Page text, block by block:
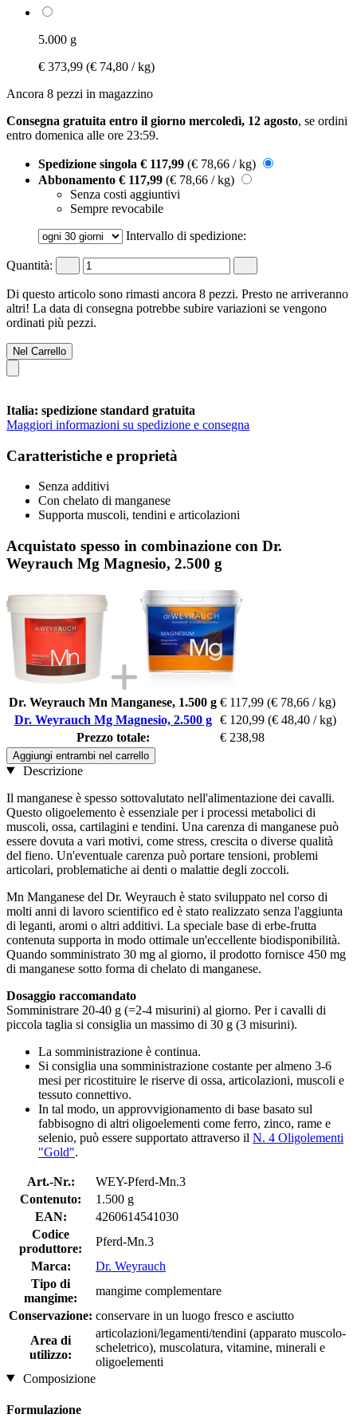
5.000 g
€ 373,99 (€ 74,80 / kg)
Ancora 8 pezzi in magazzino
Consegna gratuita entro il giorno mercoledì, 12 agosto, se ordini
entro domenica alle ore 23:59.
Spedizione singola € 117,99 (€ 78,66 / kg)
Abbonamento € 117,99 (€ 78,66 / kg)
Senza costi aggiuntivi
Sempre revocabile
Intervallo di spedizione:
Quantità:
Di questo articolo sono rimasti ancora 8 pezzi. Presto ne arriveranno
altri! La data di consegna potrebbe subire variazioni se vengono
ordinati più pezzi.
Nel Carrello
Italia: spedizione standard gratuita
Maggiori informazioni su spedizione e consegna
Caratteristiche e proprietà
Senza additivi
Con chelato di manganese
Supporta muscoli, tendini e articolazioni
Acquistato spesso in combinazione con Dr.
Weyrauch Mg Magnesio, 2.500 g
Dr. Weyrauch Mn Manganese, 1.500 g € 117,99 (€ 78,66 / kg)
Dr. Weyrauch Mg Magnesio, 2.500 g
€ 120,99 (€ 48,40 / kg)
Prezzo totale:
€ 238,98
Aggiungi entrambi nel carrello
Descrizione
Il manganese è spesso sottovalutato nell'alimentazione dei cavalli.
Questo oligoelemento è essenziale per i processi metabolici di
muscoli, ossa, cartilagini e tendini. Una carenza di manganese può
essere dovuta a vari motivi, come stress, crescita o diverse qualità
del fieno. Un'eventuale carenza può portare tensioni, problemi
articolari, problematiche ai denti o malattie degli zoccoli.
Mn Manganese del Dr. Weyrauch è stato sviluppato nel corso di
molti anni di lavoro scientifico ed è stato realizzato senza l'aggiunta
di leganti, aromi o altri additivi. La speciale base di erbe-frutta
contenuta supporta in modo ottimale un'eccellente biodisponibilità.
Quando somministrato 30 mg al giorno, il prodotto fornisce 450 mg
di manganese sotto forma di chelato di manganese.
Dosaggio raccomandato
Somministrare 20-40 g (=2-4 misurini) al giorno. Per i cavalli di
piccola taglia si consiglia un massimo di 30 g (3 misurini).
La somministrazione è continua.
Si consiglia una somministrazione costante per almeno 3-6
mesi per ricostituire le riserve di ossa, articolazioni, muscoli e
tessuto connettivo.
In tal modo, un approvvigionamento di base basato sul
fabbisogno di altri oligoelementi come ferro, zinco, rame e
selenio, può essere supportato attraverso il N. 4 Oligolementi
"Gold".
Art.-Nr.:
WEY-Pferd-Mn.3
Contenuto:
1.500 g
EAN:
4260614541030
Codice
produttore:
Pferd-Mn.3
Marca:
Dr. Weyrauch
Tipo di
mangime:
mangime complementare
Conservazione: conservare in un luogo fresco e asciutto
Area di
utilizzo:
articolazioni/legamenti/tendini (apparato muscolo-
scheletrico), muscolatura, vitamine, minerali e
oligoelementi
Composizione
Formulazione